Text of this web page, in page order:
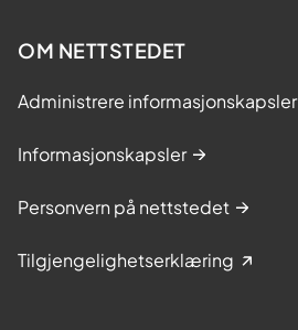
OM NETTSTEDET
Administrere informasjonskapsler
Informasjonskapsler
Personvern på nettstedet
Tilgjengelighetserklæring